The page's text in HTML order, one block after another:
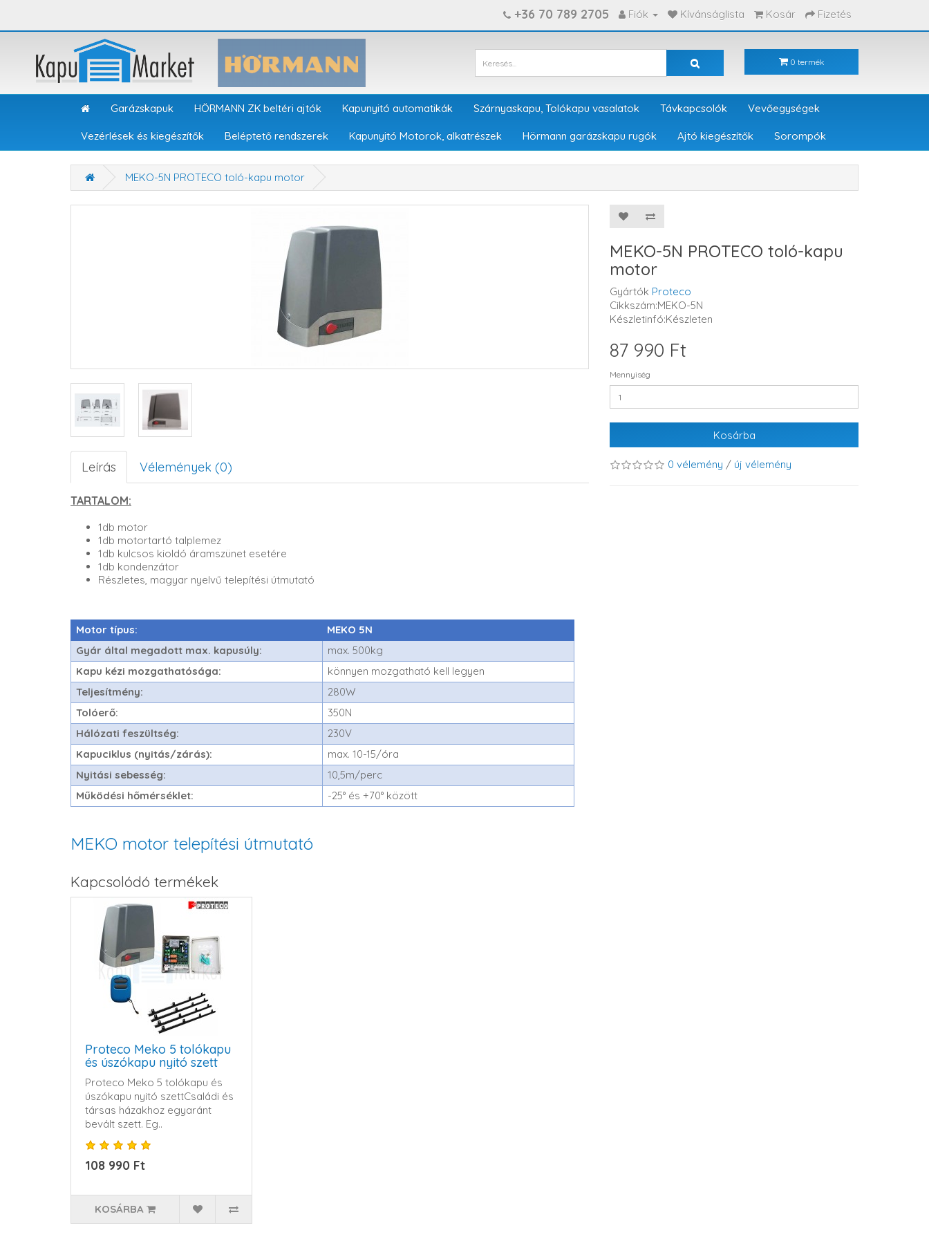
+36 70 789 2705 Fiók Kívánságlista Kosár Fizetés
0 termék
Garázskapuk HÖRMANN ZK beltéri ajtók Kapunyitó automatikák Szárnyaskapu, Tolókapu vasalatok Távkapcsolók Vevőegységek
Vezérlések és kiegészítők Beléptető rendszerek Kapunyitó Motorok, alkatrészek Hörmann garázskapu rugók Ajtó kiegészítők Sorompók
MEKO-5N PROTECO toló-kapu motor
Leírás Vélemények (0)
TARTALOM:
1db motor
1db motortartó talplemez
1db kulcsos kioldó áramszünet esetére
1db kondenzátor
Részletes, magyar nyelvű telepítési útmutató
Motor típus:
MEKO 5N
Gyár által megadott max. kapusúly:
max. 500kg
Kapu kézi mozgathatósága:
könnyen mozgatható kell legyen
Teljesítmény:
280W
Tolóerő:
350N
Hálózati feszültség:
230V
Kapuciklus (nyitás/zárás):
max. 10-15/óra
Nyitási sebesség:
10,5m/perc
Működési hőmérséklet:
-25° és +70° között
MEKO motor telepítési útmutató
MEKO-5N PROTECO toló-kapu
motor
Gyártók Proteco
Cikkszám:MEKO-5N
Készletinfó:Készleten
87 990 Ft
Mennyiség
Kosárba
0 vélemény / új vélemény
Kapcsolódó termékek
Proteco Meko 5 tolókapu
és úszókapu nyitó szett
Proteco Meko 5 tolókapu és
úszókapu nyitó szett Családi és
társas házakhoz egyaránt
bevált szett. Eg..
108 990 Ft
KOSÁRBA